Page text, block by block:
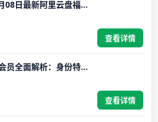
2026年8月08日最新阿里云盘福利码大全
查看详情
抖音专属会员全面解析：身份特权、活动玩法与如何关闭
查看详情